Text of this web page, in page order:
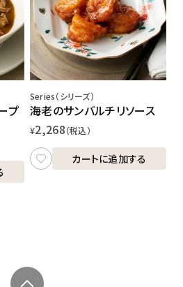
プ
Series（シリーズ）
海老のサンバルチリソース
¥2,268（税込）
カートに追加する